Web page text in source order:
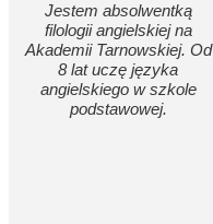
Jestem absolwentką
filologii angielskiej na
Akademii Tarnowskiej. Od
8 lat uczę języka
angielskiego w szkole
podstawowej.